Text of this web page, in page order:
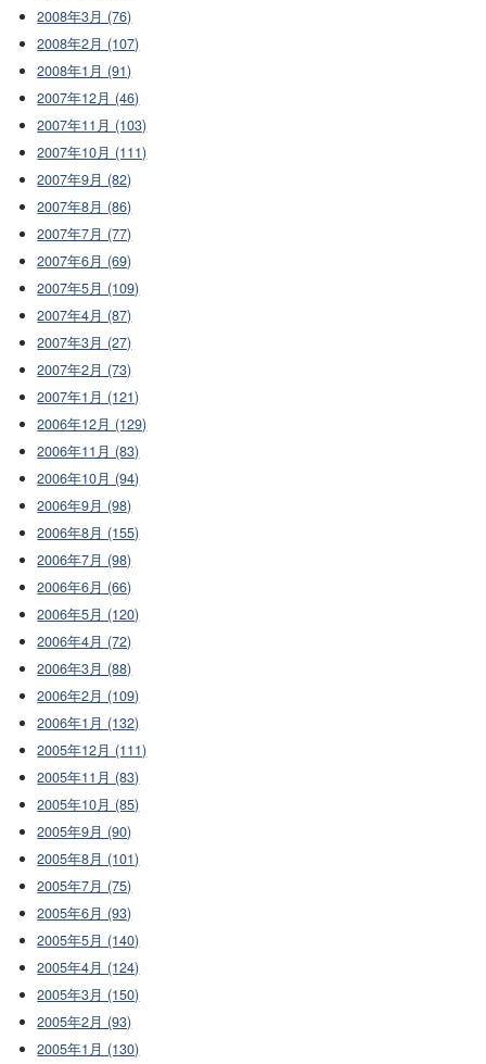
2008年3月 (76)
2008年2月 (107)
2008年1月 (91)
2007年12月 (46)
2007年11月 (103)
2007年10月 (111)
2007年9月 (82)
2007年8月 (86)
2007年7月 (77)
2007年6月 (69)
2007年5月 (109)
2007年4月 (87)
2007年3月 (27)
2007年2月 (73)
2007年1月 (121)
2006年12月 (129)
2006年11月 (83)
2006年10月 (94)
2006年9月 (98)
2006年8月 (155)
2006年7月 (98)
2006年6月 (66)
2006年5月 (120)
2006年4月 (72)
2006年3月 (88)
2006年2月 (109)
2006年1月 (132)
2005年12月 (111)
2005年11月 (83)
2005年10月 (85)
2005年9月 (90)
2005年8月 (101)
2005年7月 (75)
2005年6月 (93)
2005年5月 (140)
2005年4月 (124)
2005年3月 (150)
2005年2月 (93)
2005年1月 (130)